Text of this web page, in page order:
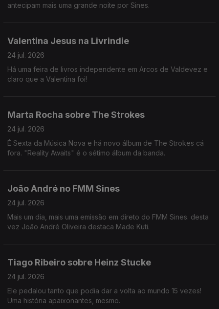
antecipam mais uma grande noite por Sines.
Valentina Jesus na Livrindie
24 jul. 2026
Há uma feira de livros independente em Arcos de Valdevez e
claro que a Valentina foi!
Marta Rocha sobre The Strokes
24 jul. 2026
É Sexta da Música Nova e há novo álbum de The Strokes cá
fora. "Reality Awaits" é o sétimo álbum da banda.
João André no FMM Sines
24 jul. 2026
Mais um dia, mais uma emissão em direto do FMM Sines. desta
vez João André Oliveira destaca Made Kuti.
Tiago Ribeiro sobre Heinz Stucke
24 jul. 2026
Ele pedalou tanto que podia dar a volta ao mundo 15 vezes!
Uma história apaixonantes, mesmo.